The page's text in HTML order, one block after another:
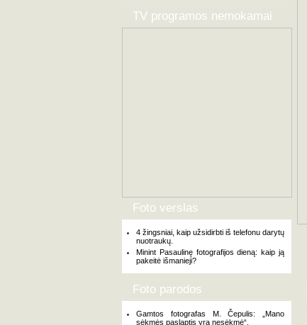
TV programos nemokamai
Foto verslas
4 žingsniai, kaip užsidirbti iš telefonu darytų
nuotraukų.
Minint Pasaulinę fotografijos dieną: kaip ją
pakeitė išmanieji?
Foto parodos
Gamtos fotografas M. Čepulis: „Mano
sėkmės paslaptis yra nesėkmė“.